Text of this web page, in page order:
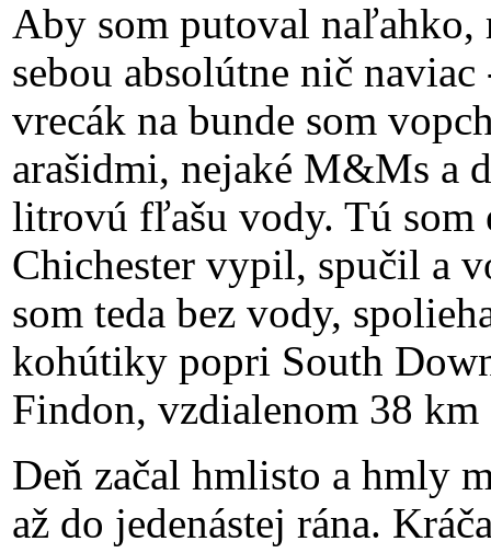
Aby som putoval naľahko,
sebou absolútne nič
vrecák na bunde som
arašidmi, nejaké M&Ms a
litrovú fľašu vody. Tú som
Chichester vypil, spučil a
som teda bez vody,
kohútiky popri South
Findon, vzdialenom 38 km
Deň začal hmlisto a hmly
až do jedenástej rána.